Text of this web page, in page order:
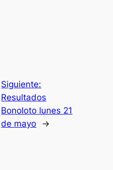
Siguiente:
Resultados
Bonoloto lunes 21
de mayo
→